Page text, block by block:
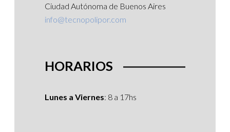
Ciudad Autónoma de Buenos Aires
info@tecnopolipor.com
HORARIOS
Lunes a Viernes: 8 a 17hs